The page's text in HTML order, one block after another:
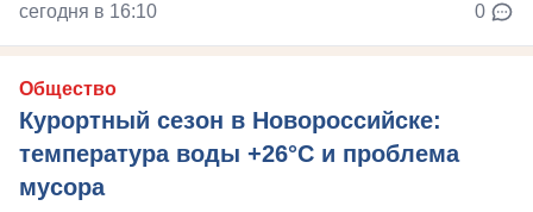
сегодня в 16:10 0
Общество
Курортный сезон в Новороссийске:
температура воды +26°C и проблема
мусора